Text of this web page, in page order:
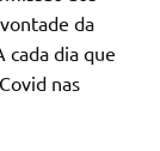
da
cada dia que
nas